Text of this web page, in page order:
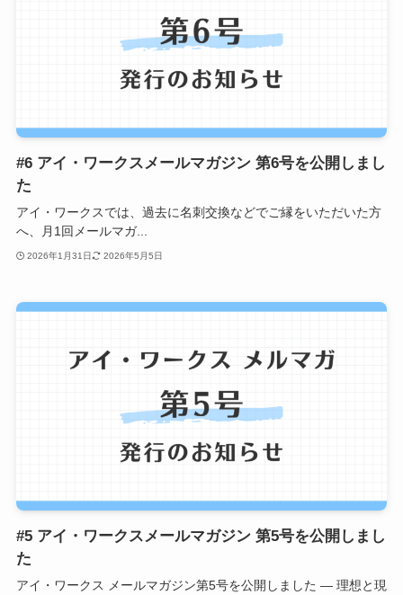
#6 アイ・ワークスメールマガジン 第6号を公開しまし
た
アイ・ワークスでは、過去に名刺交換などでご縁をいただいた方
へ、月1回メールマガ...
2026年1月31日 2026年5月5日
#5 アイ・ワークスメールマガジン 第5号を公開しまし
た
アイ・ワークス メールマガジン第5号を公開しました ― 理想と現